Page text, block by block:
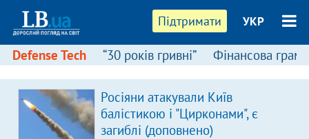
Підтримати УКР
Defense Tech “30 років гривні” Фінансова
Росіяни атакували Київ
балістикою і "Цирконами", є
загиблі (доповнено)